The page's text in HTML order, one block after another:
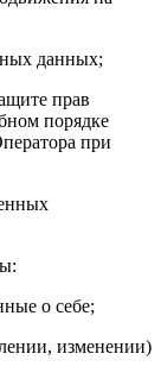
данных;
прав
порядке
при
о себе;
изменении)